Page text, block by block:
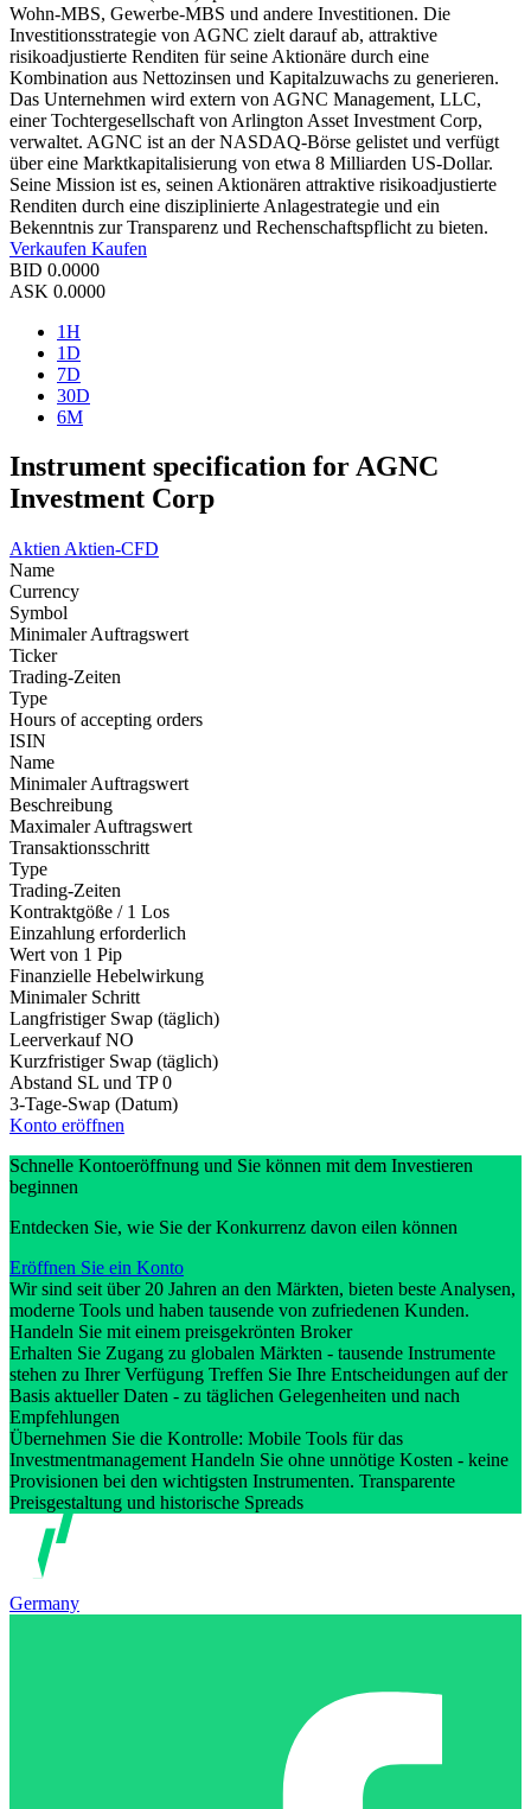
Wohn-MBS, Gewerbe-MBS und andere Investitionen. Die
Investitionsstrategie von AGNC zielt darauf ab, attraktive
risikoadjustierte Renditen für seine Aktionäre durch eine
Kombination aus Nettozinsen und Kapitalzuwachs zu generieren.
Das Unternehmen wird extern von AGNC Management, LLC,
einer Tochtergesellschaft von Arlington Asset Investment Corp,
verwaltet. AGNC ist an der NASDAQ-Börse gelistet und verfügt
über eine Marktkapitalisierung von etwa 8 Milliarden US-Dollar.
Seine Mission ist es, seinen Aktionären attraktive risikoadjustierte
Renditen durch eine disziplinierte Anlagestrategie und ein
Bekenntnis zur Transparenz und Rechenschaftspflicht zu bieten.
Verkaufen Kaufen
BID 0.0000
ASK 0.0000
1H
1D
7D
30D
6M
Instrument specification for AGNC
Investment Corp
Aktien Aktien-CFD
Name
Currency
Symbol
Minimaler Auftragswert
Ticker
Trading-Zeiten
Type
Hours of accepting orders
ISIN
Name
Minimaler Auftragswert
Beschreibung
Maximaler Auftragswert
Transaktionsschritt
Type
Trading-Zeiten
Kontraktgöße / 1 Los
Einzahlung erforderlich
Wert von 1 Pip
Finanzielle Hebelwirkung
Minimaler Schritt
Langfristiger Swap (täglich)
Leerverkauf NO
Kurzfristiger Swap (täglich)
Abstand SL und TP 0
3-Tage-Swap (Datum)
Konto eröffnen
Schnelle Kontoeröffnung und Sie können mit dem Investieren
beginnen
Entdecken Sie, wie Sie der Konkurrenz davon eilen können
Eröffnen Sie ein Konto
Wir sind seit über 20 Jahren an den Märkten, bieten beste Analysen,
moderne Tools und haben tausende von zufriedenen Kunden.
Handeln Sie mit einem preisgekrönten Broker
Erhalten Sie Zugang zu globalen Märkten - tausende Instrumente
stehen zu Ihrer Verfügung Treffen Sie Ihre Entscheidungen auf der
Basis aktueller Daten - zu täglichen Gelegenheiten und nach
Empfehlungen
Übernehmen Sie die Kontrolle: Mobile Tools für das
Investmentmanagement Handeln Sie ohne unnötige Kosten - keine
Provisionen bei den wichtigsten Instrumenten. Transparente
Preisgestaltung und historische Spreads
Germany